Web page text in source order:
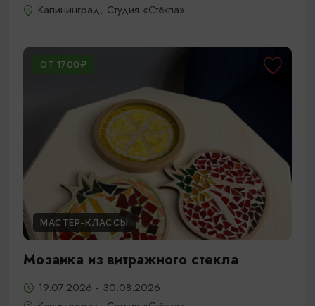
Калининград, Студия «Стёкла»
ОТ 1700₽
МАСТЕР-КЛАССЫ
Мозаика из витражного стекла
19.07.2026 - 30.08.2026